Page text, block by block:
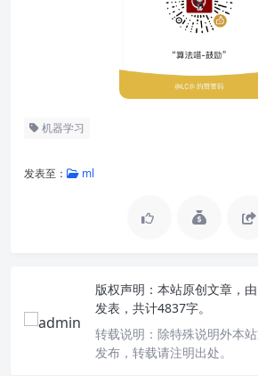
机器学习
发表至： ml
版权声明： 本站原创文章，由
发表，共计4837字。
转载说明： 除特殊说明外本
发布，转载请注明出处。